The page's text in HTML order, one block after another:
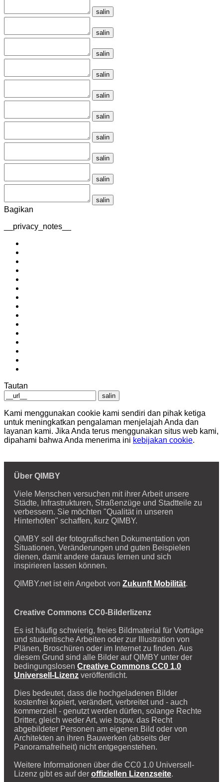
salin
salin
salin
salin
salin
salin
salin
salin
salin
salin
Bagikan
__privacy_notes__
Tautan
salin
Kami menggunakan cookie kami sendiri dan pihak ketiga
untuk meningkatkan pengalaman menjelajah Anda dan
layanan kami. Jika Anda terus menggunakan situs web kami,
dipahami bahwa Anda menerima ini kebijakan cookie.
Über QIMBY
Viele Menschen versuchen mit ihrer Arbeit unsere
Städte, Infrastrukturen, Straßenzüge und Stadtteile zu
verbessern. Sie möchten "Qualität in unseren
Hinterhöfen" schaffen, kurz QIMBY.
QIMBY soll der fotografischen Dokumentation von
Situationen, Veränderungen und guten Beispielen
dienen, damit andere daraus lernen und sich
inspirieren lassen können.
QIMBY.net ist ein Angebot von Zukunft Mobilität.
Creative Commons CC0-Bilderlizenz
Es ist häufig schwierig, freies Bildmaterial für Vorträge
und studentische Arbeiten oder zur Illustration von
Plänen, Broschüren oder im Internet zu finden. Aus
diesem Grund sind alle Bilder auf QIMBY unter der
bedingungslosen Creative Commons CC0 1.0
Universell-Lizenz veröffentlicht.
Dies bedeutet, dass die hochgeladenen Bilder
kostenfrei kopiert, verändert, verbreitet und - auch
kommerziell - genutzt werden dürfen, solange Rechte
Dritter, gleich weder Art, wie bspw. das Recht
abgebildeter Personen am eigenen Bild oder von
Architekten an ihren Bauwerken (abseits der
Panoramafreiheit) nicht entgegenstehen.
Weitere Informationen über die CC0 1.0 Universell-
Lizenz gibt es auf der offiziellen Lizenzseite.